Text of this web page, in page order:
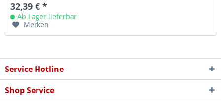
32,39 € *
Ab Lager lieferbar
Merken
Service Hotline
Shop Service